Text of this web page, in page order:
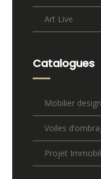
Art Live
Catalogues
Mobilier
Voiles
Projet